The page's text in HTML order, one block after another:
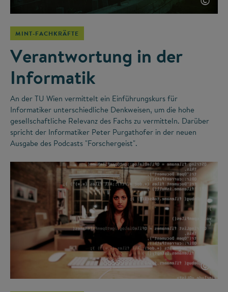
MINT-FACHKRÄFTE
Verantwortung in der
Informatik
An der TU Wien vermittelt ein Einführungskurs für
Informatiker unterschiedliche Denkweisen, um die hohe
gesellschaftliche Relevanz des Fachs zu vermitteln. Darüber
spricht der Informatiker Peter Purgathofer in der neuen
Ausgabe des Podcasts "Forschergeist".
©